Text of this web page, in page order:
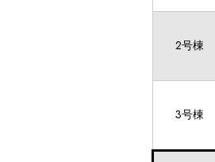
2号棟
3号棟